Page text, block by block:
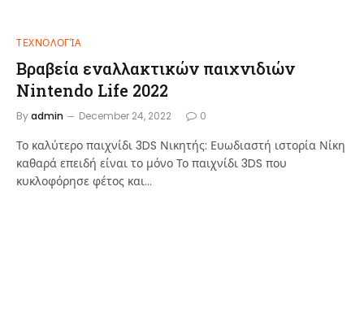
ΤΕΧΝΟΛΟΓΊΑ
Βραβεία εναλλακτικών παιχνιδιών
Nintendo Life 2022
Byadmin December 24, 2022 0
Το καλύτερο παιχνίδι 3DS Νικητής: Ευωδιαστή ιστορία Νίκη
καθαρά επειδή είναι το μόνο Το παιχνίδι 3DS που
κυκλοφόρησε φέτος και…